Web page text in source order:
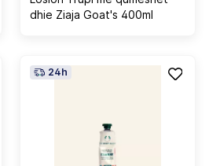
dhie Ziaja Goat's 400ml
24h